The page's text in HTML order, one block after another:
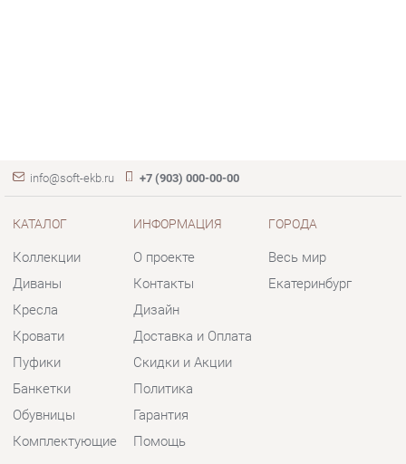
КАТАЛОГ
Коллекции
Кресла
Кровати
Пуфики
Банкетки
Обувницы
Комплектующие
ИНФОРМАЦИЯ
О проекте
Дизайн
Доставка и Оплата
Скидки и Акции
Политика
Гарантия
Помощь
Весь мир
КОНТАКТЫ